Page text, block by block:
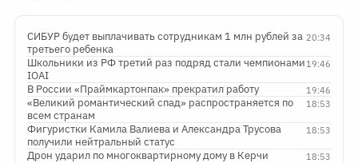
20:34
СИБУР будет выплачивать сотрудникам 1 млн рублей за
третьего ребенка
19:46
Школьники из РФ третий раз подряд стали чемпионами
IOAI
19:46
В России «Праймкартонпак» прекратил работу
18:53
«Великий романтический спад» распространяется по
всем странам
18:53
Фигуристки Камила Валиева и Александра Трусова
получили нейтральный статус
18:53
Дрон ударил по многоквартирному дому в Керчи